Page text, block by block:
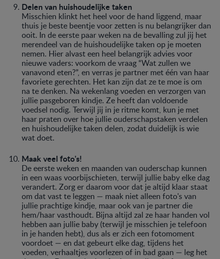
Delen van huishoudelijke taken
Misschien klinkt het heel voor de hand liggend, maar
thuis je beste beentje voor zetten is nu belangrijker dan
ooit. In de eerste paar weken na de bevalling zul jij het
merendeel van de huishoudelijke taken op je moeten
nemen. Hier alvast een heel belangrijk advies voor
nieuwe vaders: voorkom de vraag “Wat zullen we
vanavond eten?”, en verras je partner met één van haar
favoriete gerechten. Het kan zijn dat ze te moe is om
na te denken. Na wekenlang voeden en verzorgen van
jullie pasgeboren kindje. Ze heeft dan voldoende
voedsel nodig. Terwijl jij in je ritme komt, kun je met
haar praten over hoe jullie ouderschapstaken verdelen
en huishoudelijke taken delen, zodat duidelijk is wie
wat doet.
Maak veel foto's!
De eerste weken en maanden van ouderschap kunnen
in een waas voorbijschieten, terwijl jullie baby elke dag
verandert. Zorg er daarom voor dat je altijd klaar staat
om dat vast te leggen — maak niet alleen foto's van
jullie prachtige kindje, maar ook van je partner die
hem/haar vasthoudt. Bijna altijd zal ze haar handen vol
hebben aan jullie baby (terwijl je misschien je telefoon
in je handen hebt), dus als er zich een fotomoment
voordoet — en dat gebeurt elke dag, tijdens het
voeden, verhaaltjes voorlezen of in bad gaan — leg het